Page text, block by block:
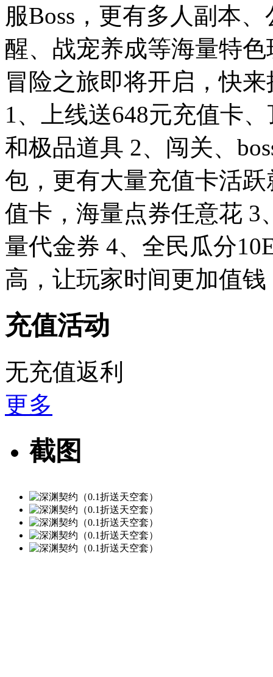
服Boss，更有多人副本
醒、战宠养成等海量特
冒险之旅即将开启，快
1、上线送648元充值卡
和极品道具 2、闯关、
包，更有大量充值卡活
值卡，海量点券任意花 3
量代金券 4、全民瓜分
高，让玩家时间更加值钱
充值活动
无充值返利
更多
截图